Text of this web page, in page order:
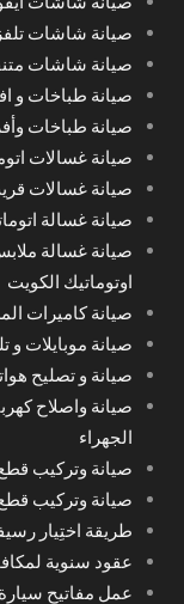
صيانة شاشات
صيانة شاشات
صيانة طباخات و
صيانة طباخات
صيانة غسالات
صيانة غسالات
صيانة غسالة
اوتوماتيك الكويت
صيانة كاميرات
صيانة موبايلات
صيانة و تصليح
صيانة واصلاح
الجهراء
صيانة وتركيب
صيانة وتركيب قطع
طريقة اختِيار
عقود سنوية
عمل مفاتيح